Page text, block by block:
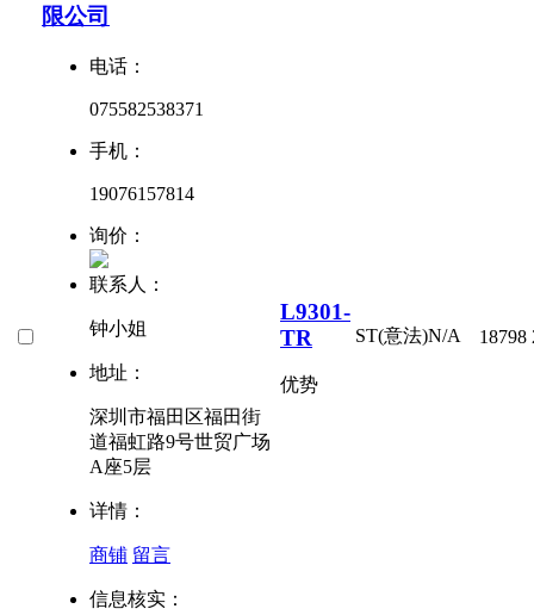
限公司
电话：
075582538371
手机：
19076157814
询价：
联系人：
钟小姐
地址：
深圳市福田区福田街
道福虹路9号世贸广场
A座5层
详情：
商铺 留言
信息核实：
L9301-
TR
优势
ST(意法)N/A 18798